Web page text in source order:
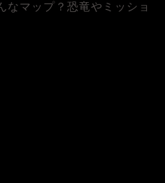
なマップ？恐竜やミッショ